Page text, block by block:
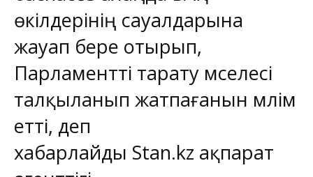
өкілдерінің сауалдарына
жауап бере отырып,
Парламентті тарату мәселесі
талқыланып жатпағанын мәлім
етті, деп
хабарлайды Stan.kz ақпарат